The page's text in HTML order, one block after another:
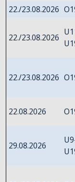
22./23.08.2026
22./23.08.2026
22./23.08.2026
22.08.2026
29.08.2026